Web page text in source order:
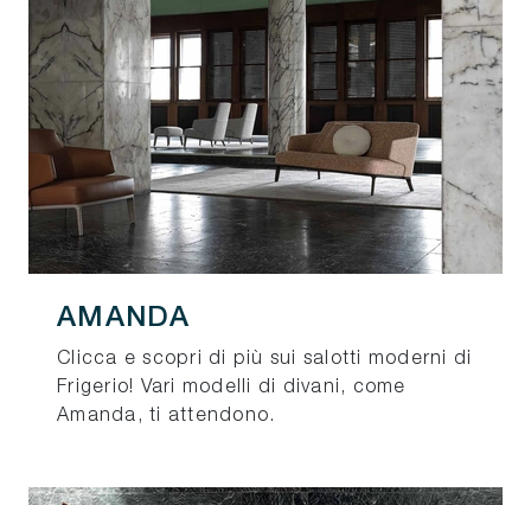
AMANDA
Clicca e scopri di più sui salotti moderni di
Frigerio! Vari modelli di divani, come
Amanda, ti attendono.